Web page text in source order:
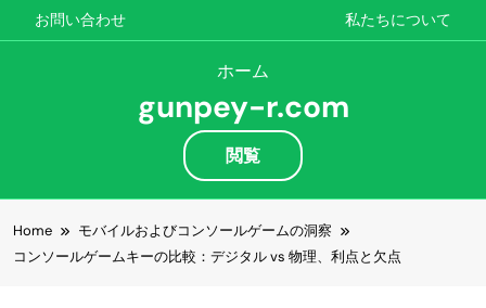
お問い合わせ 私たちについて
ホーム
gunpey-r.com
閲覧
Home
モバイルおよびコンソールゲームの洞察
コンソールゲームキーの比較：デジタル vs 物理、利点と欠点